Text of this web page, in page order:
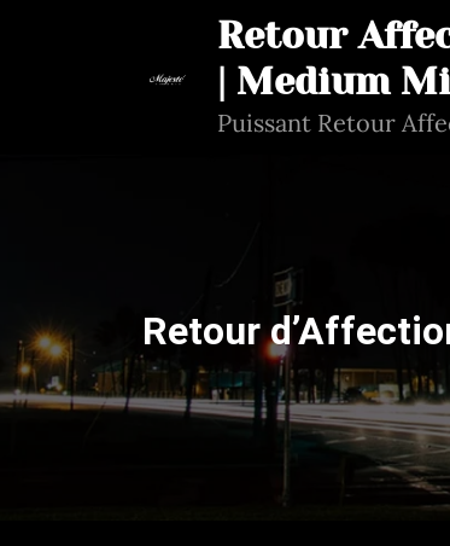
Retour
| Medium
Puissant Retour
Retour